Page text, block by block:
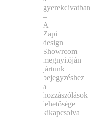
gyerekdivatban
–
A
Zapi
design
Showroom
megnyitóján
jártunk
bejegyzéshez
a
hozzászólások
lehetősége
kikapcsolva